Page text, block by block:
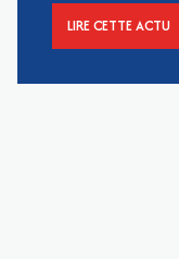
LIRE CETTE ACTU